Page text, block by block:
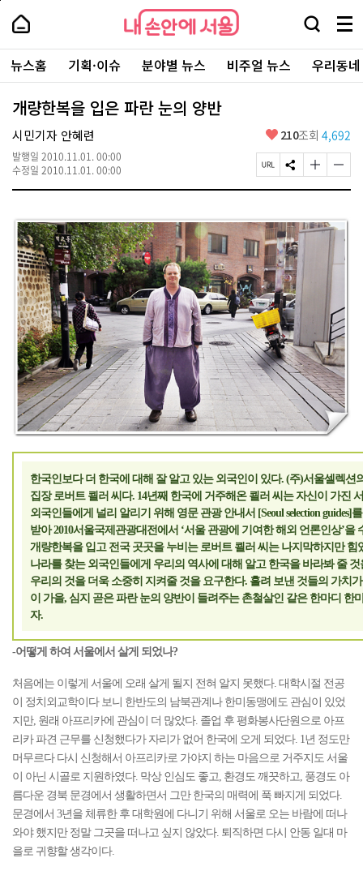
본
로
가
내
손
안
에
서
울
-
서
울
시
대
표
소
털
내
손
에
울
검
창
열
기
메
뉴
전
체
보
주
요
서
뉴스홈 기획·이슈 분야별 뉴스 비주얼 뉴스 우리동
개량한복을 입은 파란 눈의 양반
시민기자 안혜련
발행일 2010.11.01. 00:00
수정일 2010.11.01. 00:00
좋
요
210조회 4,692
페
이
R
L
복
사
S
N
유
하
기
글
자
크
기
글
자
작
게
변
경
한국인보다 더 한국에 대해 잘 알고 있는 외국인이 있다. (주)서울셀렉션
집장 로버트 쾰러 씨다. 14년째 한국에 거주해온 쾰러 씨는 자신이 가진
외국인들에게 널리 알리기 위해 영문 관광 안내서 [Seoul selection guides]
받아 2010서울국제관광대전에서 ‘서울 관광에 기여한 해외 언론인상’을
개량한복을 입고 전국 곳곳을 누비는 로버트 쾰러 씨는 나지막하지만 힘
나라를 찾는 외국인들에게 우리의 역사에 대해 알고 한국을 바라봐 줄
우리의 것을 더욱 소중히 지켜줄 것을 요구한다. 흘려 보낸 것들의 가치
이 가을, 심지 곧은 파란 눈의 양반이 들려주는 촌철살인 같은 한마디 한
자.
-어떻게 하여 서울에서 살게 되었나?
처음에는 이렇게 서울에 오래 살게 될지 전혀 알지 못했다. 대학시절 전공
이 정치외교학이다 보니 한반도의 남북관계나 한미동맹에도 관심이 있었
지만, 원래 아프리카에 관심이 더 많았다. 졸업 후 평화봉사단원으로 아프
리카 파견 근무를 신청했다가 자리가 없어 한국에 오게 되었다. 1년 정도만
머무르다 다시 신청해서 아프리카로 가야지 하는 마음으로 거주지도 서울
이 아닌 시골로 지원하였다. 막상 인심도 좋고, 환경도 깨끗하고, 풍경도 아
름다운 경북 문경에서 생활하면서 그만 한국의 매력에 푹 빠지게 되었다.
문경에서 3년을 체류한 후 대학원에 다니기 위해 서울로 오는 바람에 떠나
와야 했지만 정말 그곳을 떠나고 싶지 않았다. 퇴직하면 다시 안동 일대 마
을로 귀향할 생각이다.
페
상
단
로